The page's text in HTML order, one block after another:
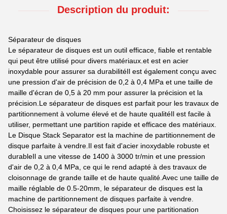
Description du produit:
Séparateur de disques
Le séparateur de disques est un outil efficace, fiable et rentable
qui peut être utilisé pour divers matériaux.et est en acier
inoxydable pour assurer sa durabilitéIl est également conçu avec
une pression d'air de précision de 0,2 à 0,4 MPa et une taille de
maille d'écran de 0,5 à 20 mm pour assurer la précision et la
précision.Le séparateur de disques est parfait pour les travaux de
partitionnement à volume élevé et de haute qualitéIl est facile à
utiliser, permettant une partition rapide et efficace des matériaux.
Le Disque Stack Separator est la machine de partitionnement de
disque parfaite à vendre.Il est fait d'acier inoxydable robuste et
durableIl a une vitesse de 1400 à 3000 tr/min et une pression
d'air de 0,2 à 0,4 MPa, ce qui le rend adapté à des travaux de
cloisonnage de grande taille et de haute qualité.Avec une taille de
maille réglable de 0.5-20mm, le séparateur de disques est la
machine de partitionnement de disques parfaite à vendre.
Choisissez le séparateur de disques pour une partitionation